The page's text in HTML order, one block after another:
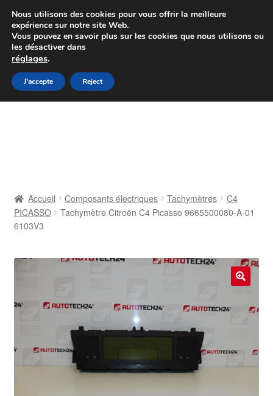
Colissimo livraison à partir de 7 EUR
Du lundi au vendredi de 9 h à 16 h
Aller
à
Aller
au
Contact
Livraison internationale
Mon compte
Paiements
Accueil Composants électriques Tachymètres
C4
PICASSO
Tachymètre Citroën C4 Picasso 9665500080-A-01
6103V3
Nous utilisons des cookies pour vous offrir la meilleure
expérience sur notre site Web.
Vous pouvez en savoir plus sur les cookies que nous utilisons ou
les désactiver dans
réglages.
J'accepte Reject